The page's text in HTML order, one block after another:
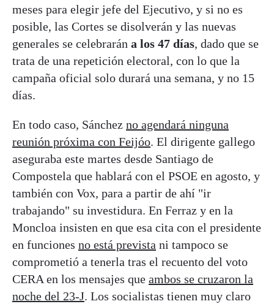
meses para elegir jefe del Ejecutivo, y si no es
posible, las Cortes se disolverán y las nuevas
generales se celebrarán a los 47 días, dado que se
trata de una repetición electoral, con lo que la
campaña oficial solo durará una semana, y no 15
días.
En todo caso, Sánchez no agendará ninguna
reunión próxima con Feijóo. El dirigente gallego
aseguraba este martes desde Santiago de
Compostela que hablará con el PSOE en agosto, y
también con Vox, para a partir de ahí "ir
trabajando" su investidura. En Ferraz y en la
Moncloa insisten en que esa cita con el presidente
en funciones no está prevista ni tampoco se
comprometió a tenerla tras el recuento del voto
CERA en los mensajes que ambos se cruzaron la
noche del 23-J. Los socialistas tienen muy claro